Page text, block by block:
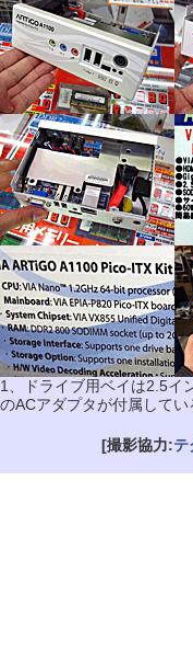
1、ドライブ用ベイは2.5イ
のACアダプタが付属してい
[撮影協力:テ